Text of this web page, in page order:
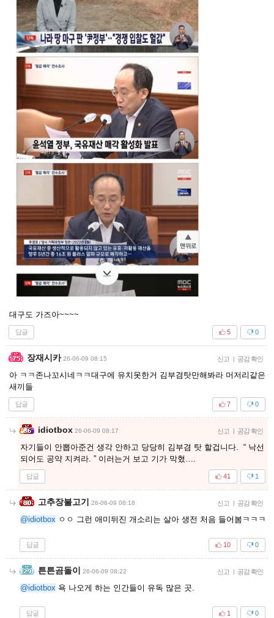
대구도 가즈아~~~~
답글 0
5
장재시카 26-06-09 08:15 신고 | 공감 확인
아 ㅋㅋ존나꼬시네ㅋㅋ대구에 유치못한거 김부겸탓만해봐라 머저리같은
새끼들
답글 0
7
idiotbox 26-06-09 08:17 신고 | 공감 확인
자기들이 안뽑아준건 생각 안하고 당당히 김부겸 탓 할겁니다. “ 낙선
되어도 공약 지켜라. ” 이러는거 보고 기가 막혔….
답글 1
41
고추장불고기 26-06-09 08:18 신고 | 공감 확인
@idiotbox ㅇㅇ 그런 애미뒤진 개소리는 살아 생전 처음 들어봄ㅋㅋㅋ
답글 0
10
튼튼곰돌이 26-06-09 08:22 신고 | 공감 확인
@idiotbox 욕 나오게 하는 인간들이 유독 많은 곳.
답글 0
1